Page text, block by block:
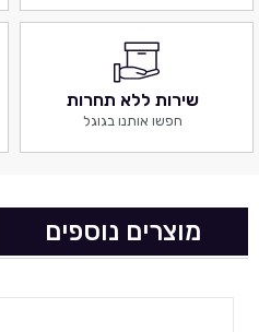
שירות ללא תחרות
חפשו אותנו בגוגל
מוצרים נוספים